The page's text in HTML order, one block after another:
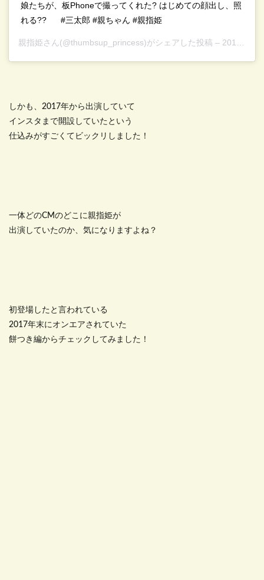
娘たちが、板Phoneで撮ってくれた? はじめての顔出し、照
れる??⠀⠀ #三太郎 #親ちゃん #親指姫
親指姫さん(@thumbsup_princess)がシェアした投稿 – 2019年 5月月30日午前8時01分PDT
しかも、2017年から出演していて
インスタまで開設していたという
仕込みがすごくてビックリしました！
一体どのCMのどこに親指姫が
出演していたのか、気になりますよね？
初登場したと言われている
2017年末にオンエアされていた
餅つき編からチェックしてみました！